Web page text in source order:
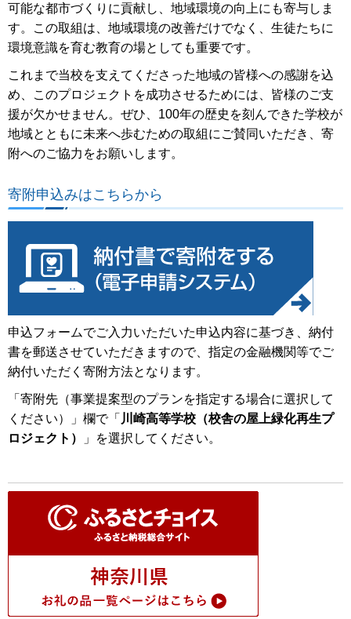
可能な都市づくりに貢献し、地域環境の向上にも寄与しま
す。この取組は、地域環境の改善だけでなく、生徒たちに
環境意識を育む教育の場としても重要です。
これまで当校を支えてくださった地域の皆様への感謝を込
め、このプロジェクトを成功させるためには、皆様のご支
援が欠かせません。ぜひ、100年の歴史を刻んできた学校が
地域とともに未来へ歩むための取組にご賛同いただき、寄
附へのご協力をお願いします。
寄附申込みはこちらから
申込フォームでご入力いただいた申込内容に基づき、納付
書を郵送させていただきますので、指定の金融機関等でご
納付いただく寄附方法となります。
「寄附先（事業提案型のプランを指定する場合に選択して
ください）」欄で「 川崎高等学校（校舎の屋上緑化再生プ
ロジェクト）
」を選択してください。